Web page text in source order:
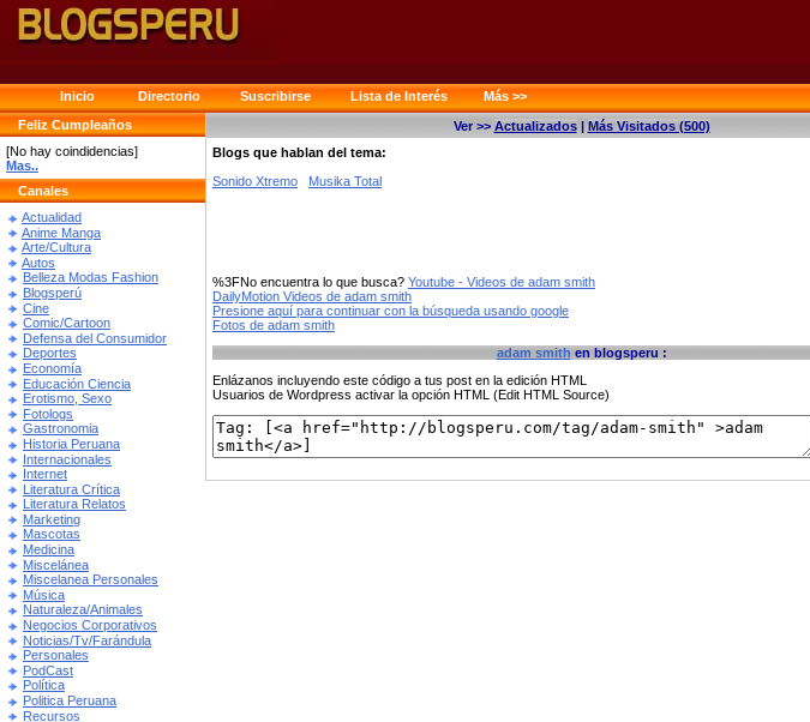
Inicio Directorio Suscribirse Lista de Interés
Más >>
Feliz Cumpleaños
[No hay coindidencias]
Mas..
Canales
Actualidad
Anime Manga
Arte/Cultura
Autos
Belleza Modas Fashion
Blogsperú
Cine
Comic/Cartoon
Defensa del Consumidor
Deportes
Economía
Educación Ciencia
Erotismo, Sexo
Fotologs
Gastronomia
Historia Peruana
Internacionales
Internet
Literatura Crítica
Literatura Relatos
Marketing
Mascotas
Medicina
Miscelánea
Miscelanea Personales
Música
Naturaleza/Animales
Negocios Corporativos
Noticias/Tv/Farándula
Personales
PodCast
Política
Politica Peruana
Recursos
Ver >> Actualizados| Más Visitados (500)
Blogs que hablan del tema:
Sonido Xtremo
Musika Total
%3FNo encuentra lo que busca? Youtube - Videos de adam smith
DailyMotion Videos de adam smith
Presione aquí para continuar con la búsqueda usando google
Fotos de adam smith
adam smith en blogsperu :
Enlázanos incluyendo este código a tus post en la edición HTML
Usuarios de Wordpress activar la opción HTML (Edit HTML Source)